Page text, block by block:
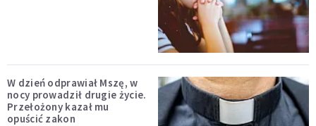
W dzień odprawiał Mszę, w
nocy prowadził drugie życie.
Przełożony kazał mu
opuścić zakon